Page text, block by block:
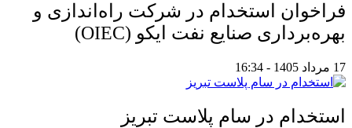
فراخوان استخدام در شرکت راه‌اندازی و
بهره‌برداری صنایع نفت ایکو (OIEC)
17 مرداد 1405 - 16:34
استخدام در سام پلاست تبریز